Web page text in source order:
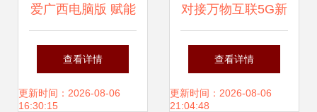
爱广西电脑版 赋能
广西软件开发的新
篇章
查看详情
更新时间：2026-08-06
16:30:15
对接万物互联5G新
时代 广西企业发
布“混沌数据”项
查看详情
更新时间：2026-08-06
21:04:48